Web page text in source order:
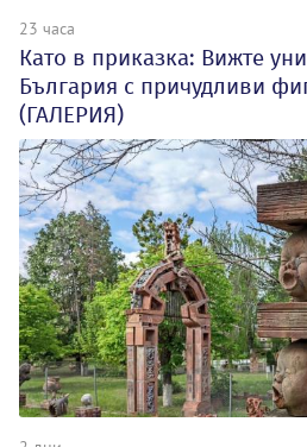
23 часа
Като в приказка: Вижте
България с причудливи
(ГАЛЕРИЯ)